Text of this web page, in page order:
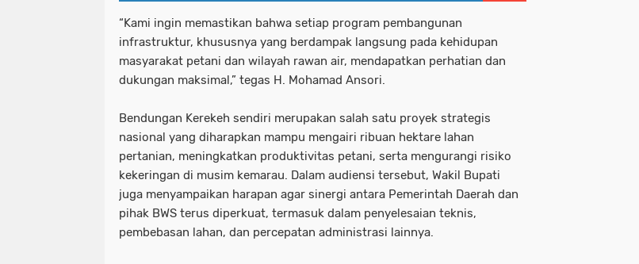
“Kami ingin memastikan bahwa setiap program pembangunan
infrastruktur, khususnya yang berdampak langsung pada kehidupan
masyarakat petani dan wilayah rawan air, mendapatkan perhatian dan
dukungan maksimal,” tegas H. Mohamad Ansori.
Bendungan Kerekeh sendiri merupakan salah satu proyek strategis
nasional yang diharapkan mampu mengairi ribuan hektare lahan
pertanian, meningkatkan produktivitas petani, serta mengurangi risiko
kekeringan di musim kemarau. Dalam audiensi tersebut, Wakil Bupati
juga menyampaikan harapan agar sinergi antara Pemerintah Daerah dan
pihak BWS terus diperkuat, termasuk dalam penyelesaian teknis,
pembebasan lahan, dan percepatan administrasi lainnya.